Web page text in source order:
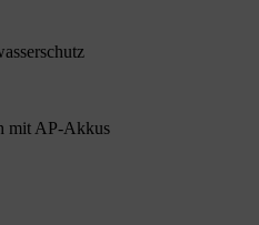
mit AP-Akkus